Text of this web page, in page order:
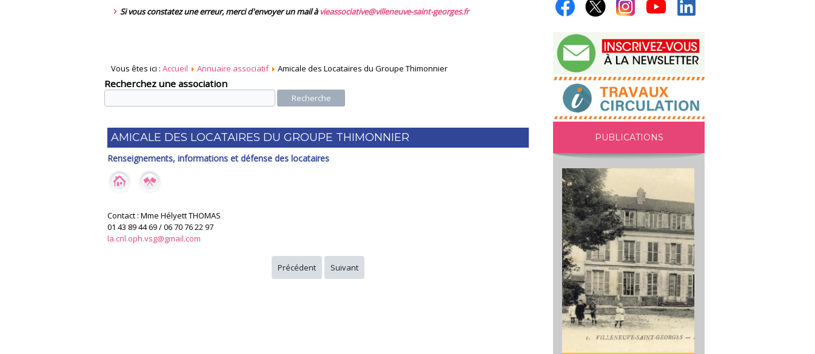
Si vous constatez une erreur, merci d'envoyer un mail àvieassociative@villeneuve-saint-georges.fr
Vous êtes ici : Accueil Annuaire associatif Amicale des Locataires du Groupe Thimonnier
Recherchez une association
Recherche
AMICALE DES LOCATAIRES DU GROUPE THIMONNIER
Renseignements, informations et défense des locataires
Contact : Mme Hélyett THOMAS
01 43 89 44 69 / 06 70 76 22 97
la.cnl.oph.vsg@gmail.com
Précédent Suivant
PUBLICATIONS